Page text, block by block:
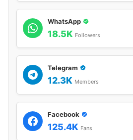
WhatsApp
18.5K Followers
Telegram
12.3K Members
Facebook
125.4K Fans